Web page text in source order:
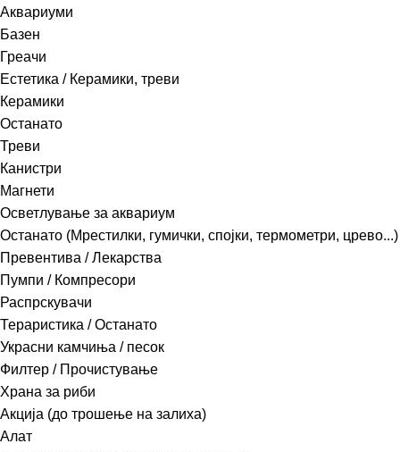
Аквариуми
Базен
Греачи
Естетика / Керамики, треви
Керамики
Останато
Треви
Канистри
Магнети
Осветлување за аквариум
Останато (Мрестилки, гумички, спојки, термометри, црево...)
Превентива / Лекарства
Пумпи / Компресори
Распрскувачи
Тераристика / Останато
Украсни камчиња / песок
Филтер / Прочистување
Храна за риби
Акција (до трошење на залиха)
Алат